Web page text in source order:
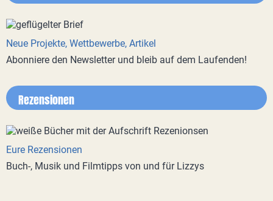
Neue Projekte, Wettbewerbe, Artikel
Abonniere den Newsletter und bleib auf dem Laufenden!
Rezensionen
Eure Rezensionen
Buch-, Musik und Filmtipps von und für Lizzys